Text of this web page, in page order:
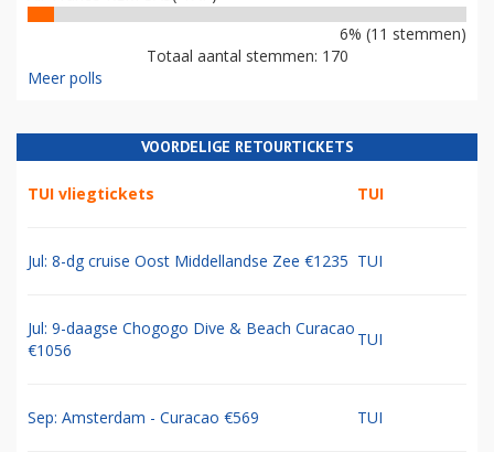
6% (11 stemmen)
Totaal aantal stemmen: 170
Meer polls
VOORDELIGE RETOURTICKETS
TUI vliegtickets TUI
Jul: 8-dg cruise Oost Middellandse Zee €1235 TUI
Jul: 9-daagse Chogogo Dive & Beach Curacao
€1056
TUI
Sep: Amsterdam - Curacao €569 TUI